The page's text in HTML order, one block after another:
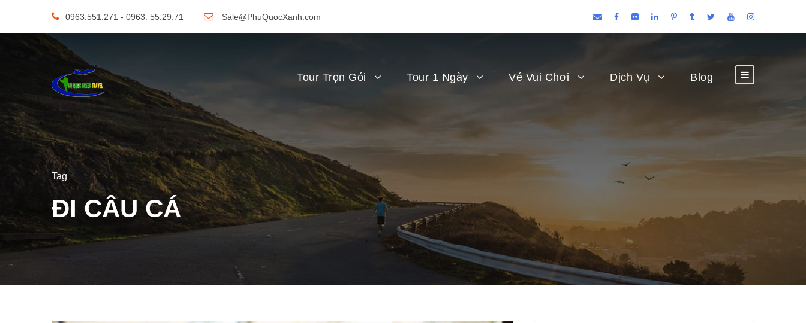
0963.551.271 - 0963. 55.29.71 Sale@PhuQuocXanh.com
Tour Trọn Gói Tour 1 Ngày Vé Vui Chơi Dịch Vụ Blog
Tag
ĐI CÂU CÁ